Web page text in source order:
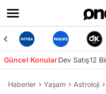
Güncel KonularDev Satış12
Haberler Yaşam Astroloji